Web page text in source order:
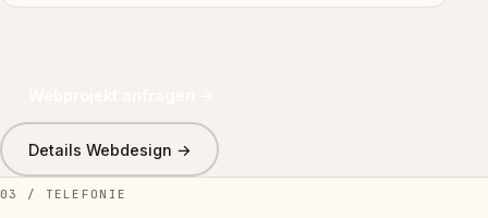
Details Webdesign →
03 / TELEFONIE